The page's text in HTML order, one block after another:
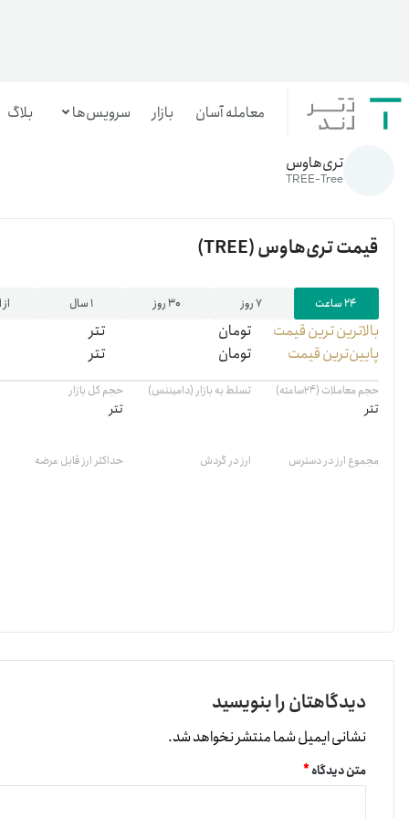
معامله آسان بازار سرویس‌ها
بازار تترلند
سرمایه‌گذاری آسان
بلاگ خانه رمزارزها/
TREE
تری‌هاوس
TREE-Tree
قیمتتری‌هاوس
۲۴ ساعت ۷ روز ۳۰ روز ۱ سال
بالاترین ‌ترین قیمت تومان
تتر
پایین‌ترین قیمت
تومان تتر
حجم معاملات (۲۴ساعته)
تتر
تسلط به بازار (دامیننس) حجم کل بازار
تتر
مجموع ارز در دسترس ارز در گردش حداکثر ارز قابل عرضه
دیدگاهتان را بنویسید
نشانی ایمیل شما منتشر نخواهد شد.
متن دیدگاه*